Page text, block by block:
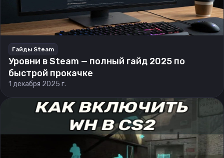
Гайды Steam
Уровни в Steam — полный гайд 2025 по
быстрой прокачке
1 декабря 2025 г.